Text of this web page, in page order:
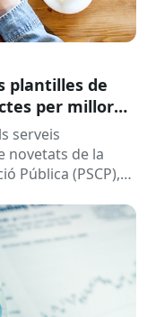
plantilles de
per millorar
serveis
novetats de la
Pública (PSCP),